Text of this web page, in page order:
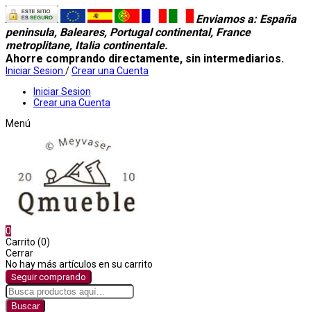
Enviamos a: España
peninsula, Baleares, Portugal continental, France
metroplitane, Italia continentale.
Ahorre comprando directamente, sin intermediarios.
Iniciar Sesion /Crear una Cuenta
Iniciar Sesion
Crear una Cuenta
Menú
0
Carrito (0)
Cerrar
No hay más artículos en su carrito
Seguir comprando
Buscar